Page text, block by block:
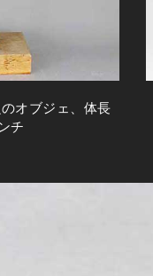
オブジェ、体長
チ